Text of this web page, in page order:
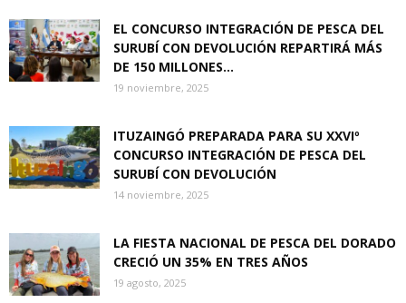
EL CONCURSO INTEGRACIÓN DE PESCA DEL
SURUBÍ CON DEVOLUCIÓN REPARTIRÁ MÁS
DE 150 MILLONES...
19 noviembre, 2025
ITUZAINGÓ PREPARADA PARA SU XXVIº
CONCURSO INTEGRACIÓN DE PESCA DEL
SURUBÍ CON DEVOLUCIÓN
14 noviembre, 2025
LA FIESTA NACIONAL DE PESCA DEL DORADO
CRECIÓ UN 35% EN TRES AÑOS
19 agosto, 2025